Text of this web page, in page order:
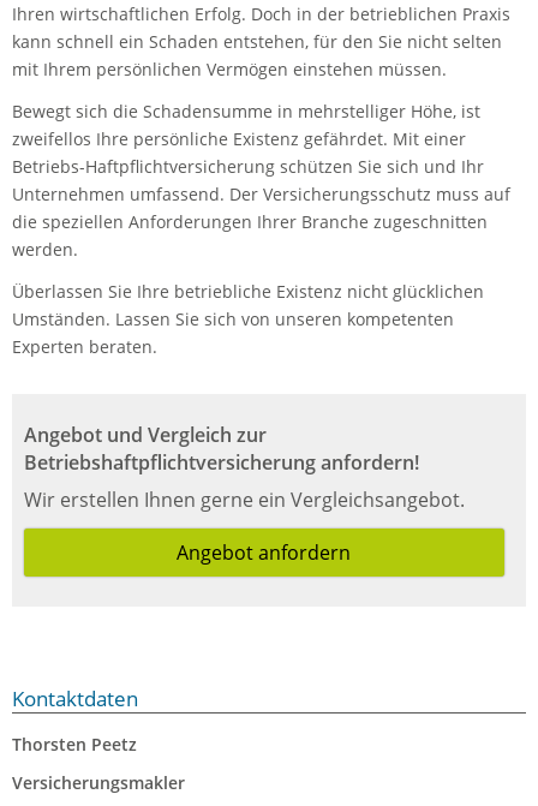
Ihren wirtschaftlichen Erfolg. Doch in der betrieblichen Praxis
kann schnell ein Schaden entstehen, für den Sie nicht selten
mit Ihrem persönlichen Vermögen einstehen müssen.
Bewegt sich die Schadensumme in mehrstelliger Höhe, ist
zweifellos Ihre persönliche Existenz gefährdet. Mit einer
Betriebs-Haftpflichtversicherung schützen Sie sich und Ihr
Unternehmen umfassend. Der Versicherungsschutz muss auf
die speziellen Anforderungen Ihrer Branche zugeschnitten
werden.
Überlassen Sie Ihre betriebliche Existenz nicht glücklichen
Umständen. Lassen Sie sich von unseren kompetenten
Experten beraten.
Angebot und Vergleich zur
Betriebshaftpflichtversicherung anfordern!
Wir erstellen Ihnen gerne ein Vergleichsangebot.
Angebot anfordern
Kontaktdaten
Thorsten Peetz
Versicherungsmakler